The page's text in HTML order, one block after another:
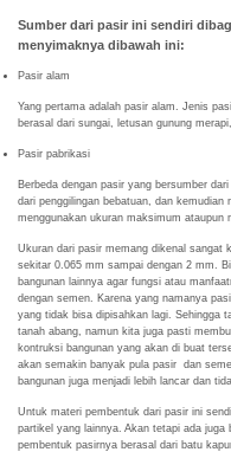
Sumber dari pasir ini sendiri
menyimaknya dibawah ini:
Pasir alam
Yang pertama adalah pasir alam. Jenis
berasal dari sungai, letusan gunung
Pasir pabrikasi
Berbeda dengan pasir yang bersumber
dari penggilingan bebatuan, dan
menggunakan ukuran maksimum ataupun
Ukuran dari pasir memang dikenal sangat
sekitar 0.065 mm sampai dengan 2 mm.
bangunan lainnya agar fungsi atau
dengan semen. Karena yang namanya
yang tidak bisa dipisahkan lagi. Sehingga
tanah abang, namun kita juga pasti
kontruksi bangunan yang akan di buat
akan semakin banyak pula pasir dan
bangunan juga menjadi lebih lancar dan
Untuk materi pembentuk dari pasir ini
partikel yang lainnya. Akan tetapi ada
pembentuk pasirnya berasal dari batu